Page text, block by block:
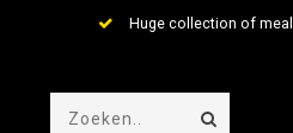
Huge collection of